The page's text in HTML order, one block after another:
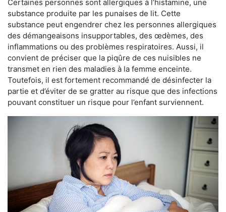
Certaines personnes sont allergiques à l’histamine, une
substance produite par les punaises de lit. Cette
substance peut engendrer chez les personnes allergiques
des démangeaisons insupportables, des œdèmes, des
inflammations ou des problèmes respiratoires. Aussi, il
convient de préciser que la piqûre de ces nuisibles ne
transmet en rien des maladies à la femme enceinte.
Toutefois, il est fortement recommandé de désinfecter la
partie et d’éviter de se gratter au risque que des infections
pouvant constituer un risque pour l’enfant surviennent.